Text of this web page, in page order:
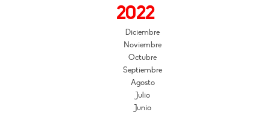
2022
Diciembre
Noviembre
Octubre
Septiembre
Agosto
Julio
Junio